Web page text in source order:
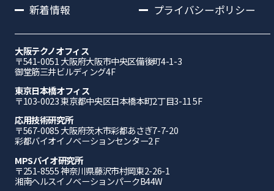
新着情報
プライバシーポリシー
大阪テクノオフィス
〒541-0051 ⼤阪府⼤阪市中央区備後町4-1-3
御堂筋三井ビルディング4F
東京日本橋オフィス
〒103-0023 東京都中央区日本橋本町2丁目3-11 5F
応⽤技術研究所
〒567-0085 ⼤阪府茨⽊市彩都あさぎ7-7-20
彩都バイオイノベーションセンター2Ｆ
MPSバイオ研究所
〒251-8555 神奈川県藤沢市村岡東2-26-1
湘南ヘルスイノベーションパークB44W